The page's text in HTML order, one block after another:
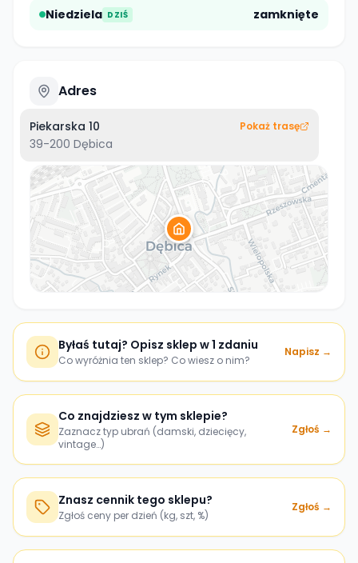
Niedziela DZIŚ zamknięte
Adres
Piekarska 10
39-200 Dębica
Pokaż trasę
Byłaś tutaj? Opisz sklep w 1 zdaniu
Co wyróżnia ten sklep? Co wiesz o nim?
Napisz →
Co znajdziesz w tym sklepie?
Zaznacz typ ubrań (damski, dziecięcy,
vintage…)
Zgłoś →
Znasz cennik tego sklepu?
Zgłoś ceny per dzień (kg, szt, %)
Zgłoś →